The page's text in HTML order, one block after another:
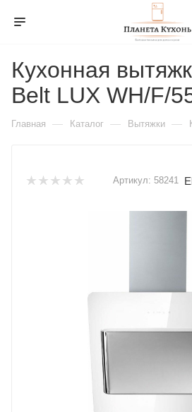
Кухонная
Belt LUX WH/F/
Главная — Каталог — Вытяжки —
Артикул: 58241